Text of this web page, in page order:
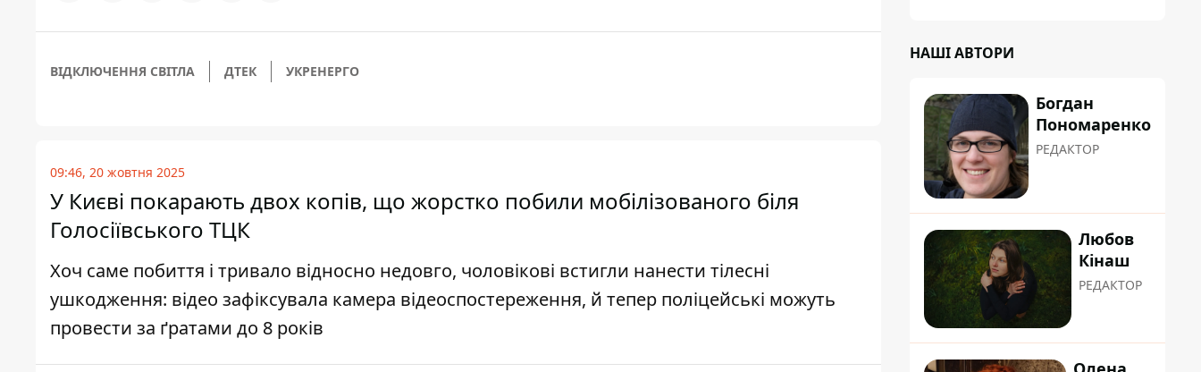
ВІДКЛЮЧЕННЯ СВІТЛА ДТЕК УКРЕНЕРГО
09:46, 20 жовтня 2025
У Києві покарають двох копів, що жорстко побили мобілізованого біля
Голосіївського ТЦК
Хоч саме побиття і тривало відносно недовго, чоловікові встигли нанести тілесні
ушкодження: відео зафіксувала камера відеоспостереження, й тепер поліцейські можуть
провести за ґратами до 8 років
НАШІ АВТОРИ
Богдан
Пономаренко
РЕДАКТОР
Любов
Кінаш
РЕДАКТОР